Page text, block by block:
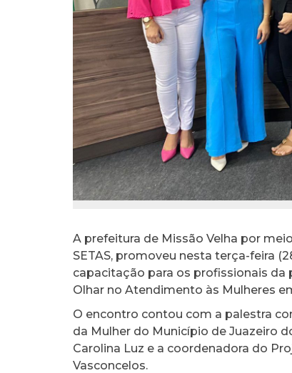
A prefeitura de Missão Velha por
SETAS, promoveu nesta terça-feira
capacitação para os profissionais da
Olhar no Atendimento às Mulheres
O encontro contou com a palestra
da Mulher do Município de Juazeiro
Carolina Luz e a coordenadora do
Vasconcelos.